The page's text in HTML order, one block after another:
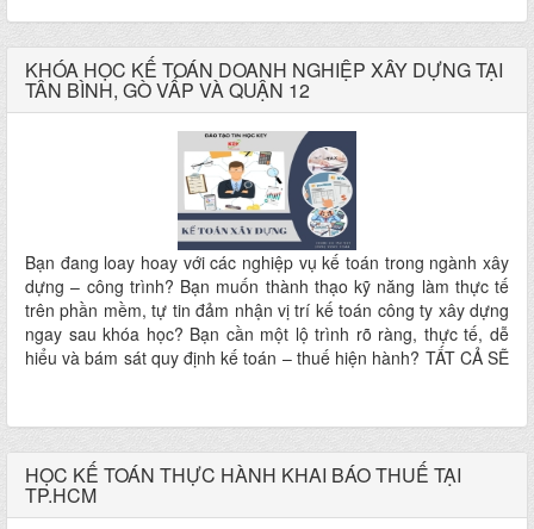
KHÓA HỌC KẾ TOÁN DOANH NGHIỆP XÂY DỰNG TẠI
TÂN BÌNH, GÒ VẤP VÀ QUẬN 12
Bạn đang loay hoay với các nghiệp vụ kế toán trong ngành xây
dựng – công trình? Bạn muốn thành thạo kỹ năng làm thực tế
trên phần mềm, tự tin đảm nhận vị trí kế toán công ty xây dựng
ngay sau khóa học? Bạn cần một lộ trình rõ ràng, thực tế, dễ
hiểu và bám sát quy định kế toán – thuế hiện hành? TẤT CẢ SẼ
chứ không chỉ học để biết
HỌC KẾ TOÁN THỰC HÀNH KHAI BÁO THUẾ TẠI
TP.HCM